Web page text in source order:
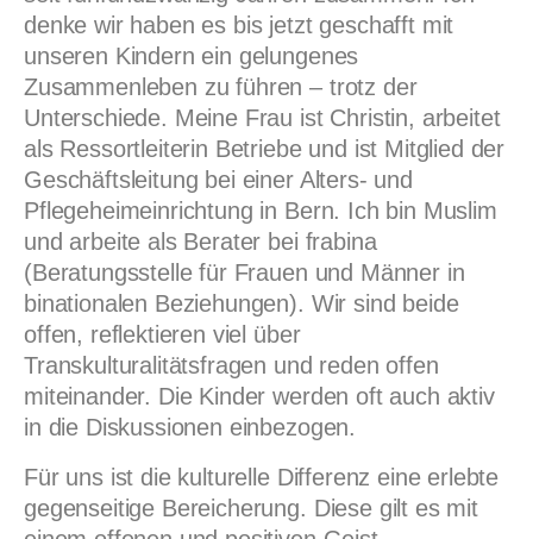
denke wir haben es bis jetzt geschafft mit
unseren Kindern ein gelungenes
Zusammenleben zu führen – trotz der
Unterschiede. Meine Frau ist Christin, arbeitet
als Ressortleiterin Betriebe und ist Mitglied der
Geschäftsleitung bei einer Alters- und
Pflegeheimeinrichtung in Bern. Ich bin Muslim
und arbeite als Berater bei frabina
(Beratungsstelle für Frauen und Männer in
binationalen Beziehungen). Wir sind beide
offen, reflektieren viel über
Transkulturalitätsfragen und reden offen
miteinander. Die Kinder werden oft auch aktiv
in die Diskussionen einbezogen.
Für uns ist die kulturelle Differenz eine erlebte
gegenseitige Bereicherung. Diese gilt es mit